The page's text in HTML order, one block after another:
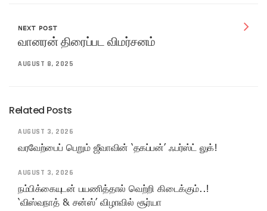
NEXT POST
வானரன் திரைப்பட விமர்சனம்
AUGUST 8, 2025
Related Posts
AUGUST 3, 2026
வரவேற்பைப் பெறும் ஜீவாவின் ‘தகப்பன்’ ஃபர்ஸ்ட் லுக்!
AUGUST 3, 2026
நம்பிக்கையுடன் பயணித்தால் வெற்றி கிடைக்கும்..!
‘விஸ்வநாத் & சன்ஸ்’ விழாவில் சூர்யா